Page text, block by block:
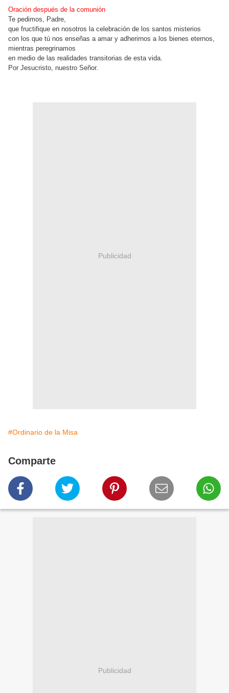
Oración después de la comunión
Te pedimos, Padre,
que fructifique en nosotros la celebración de los santos misterios
con los que tú nos enseñas a amar y adherirnos a los bienes eternos,
mientras peregrinamos
en medio de las realidades transitorias de esta vida.
Por Jesucristo, nuestro Señor.
Publicidad
#Ordinario de la Misa
Comparte
Publicidad